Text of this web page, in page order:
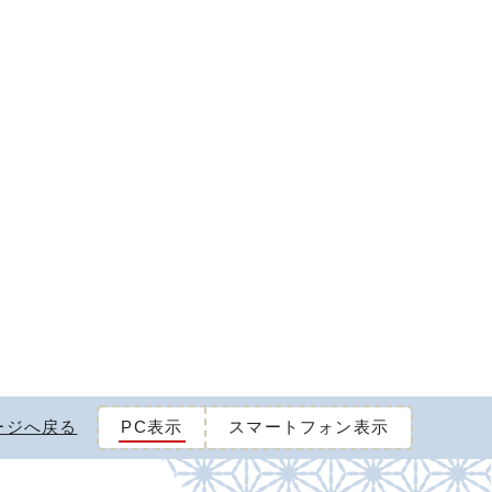
ジへ戻る PC表示 スマートフォン表示